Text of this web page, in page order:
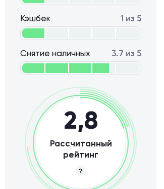
Кэшбек 1 из 5
Снятие наличных 3.7 из 5
2,8
Рассчитанный
рейтинг